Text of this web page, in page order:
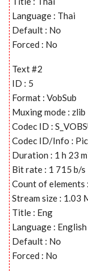
Language : Thai
Default : No
Forced : No
Text #2
ID : 5
Format : VobSub
Muxing mode : zlib
Codec ID :
Codec ID/Info :
Duration : 1 h 23
Bit rate : 1 715 b/s
Count of elements
Stream size : 1.03
Title : Eng
Language : English
Default : No
Forced : No